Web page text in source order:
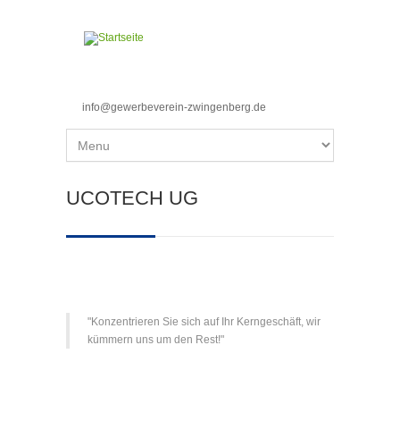
info@gewerbeverein-zwingenberg.de
Sie sind hier
UCOTECH UG
"Konzentrieren Sie sich auf Ihr Kerngeschäft, wir
kümmern uns um den Rest!"